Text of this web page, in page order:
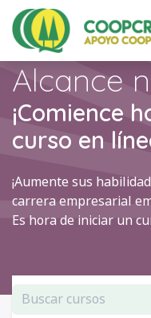
Ir al contenido
Alcance
¡Comience
curso en
¡Aumente sus
carrera empresarial
Es hora de iniciar un